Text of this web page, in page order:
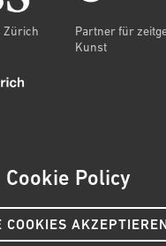
Zürich
Partner für
Kunst
Richtlinie
Social
Cookie Policy
COOKIES